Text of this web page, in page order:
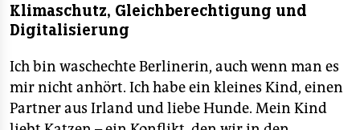
Klimaschutz, Gleichberechtigung und
Digitalisierung
Ich bin waschechte Berlinerin, auch wenn man es
mir nicht anhört. Ich habe ein kleines Kind, einen
Partner aus Irland und liebe Hunde. Mein Kind